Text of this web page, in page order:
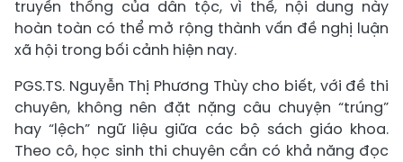
truyền thống của dân tộc, vì thế, nội dung này
hoàn toàn có thể mở rộng thành vấn đề nghị luận
xã hội trong bối cảnh hiện nay.
PGS.TS. Nguyễn Thị Phương Thùy cho biết, với đề thi
chuyên, không nên đặt nặng câu chuyện “trúng”
hay “lệch” ngữ liệu giữa các bộ sách giáo khoa.
Theo cô, học sinh thi chuyên cần có khả năng đọc